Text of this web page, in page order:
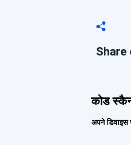
Share
कोड
अपने डिवाइस